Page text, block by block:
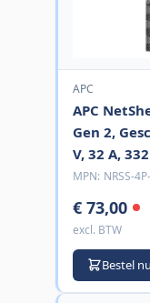
APC
APC
Gen 2,
V, 32 A,
MPN: NRSS-
€ 73,00
excl. BTW
Bestel nu